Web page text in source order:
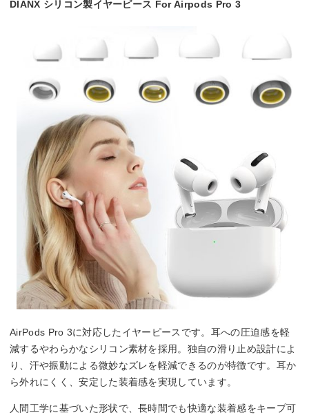
DIANX シリコン製イヤーピース For Airpods Pro 3
AirPods Pro 3に対応したイヤーピースです。耳への圧迫感を軽
減するやわらかなシリコン素材を採用。独自の滑り止め設計によ
り、汗や振動による微妙なズレを軽減できるのが特徴です。耳か
ら外れにくく、安定した装着感を実現しています。
人間工学に基づいた形状で、長時間でも快適な装着感をキープ可